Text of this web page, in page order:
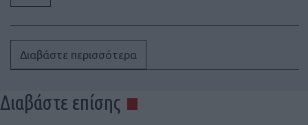
Διαβάστε περισσότερα
Διαβάστε επίσης